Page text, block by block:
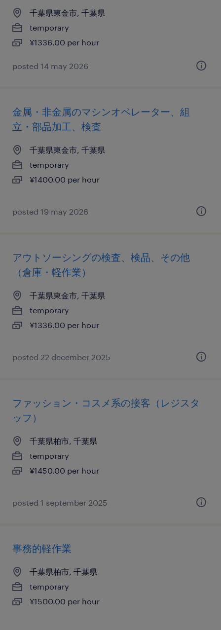
千葉県東金市, 千葉県
temporary
¥1336.00 per hour
posted 14 may 2026
金属・非金属のマシンオペレーター、組
立・部品加工、検査
千葉県東金市, 千葉県
temporary
¥1400.00 per hour
posted 19 may 2026
アウトソーシングの検査、検品、その他
（倉庫・軽作業）
千葉県東金市, 千葉県
temporary
¥1336.00 per hour
posted 22 december 2025
ファッション・コスメ系の接客（レジスタ
ッフ）
千葉県柏市, 千葉県
temporary
¥1450.00 per hour
posted 1 september 2025
事務的軽作業
千葉県柏市, 千葉県
temporary
¥1500.00 per hour